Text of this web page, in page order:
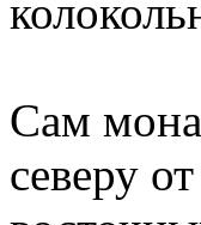
Сам
северу